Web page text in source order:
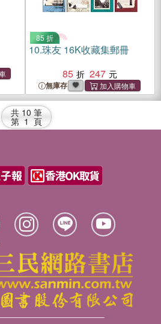
85 折
10.珠友 16K收藏集郵冊
85
247
無庫存
共 10 筆
第 1 頁